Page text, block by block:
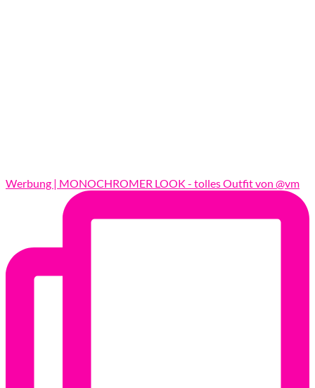
Werbung | MONOCHROMER LOOK - tolles Outfit von @vm